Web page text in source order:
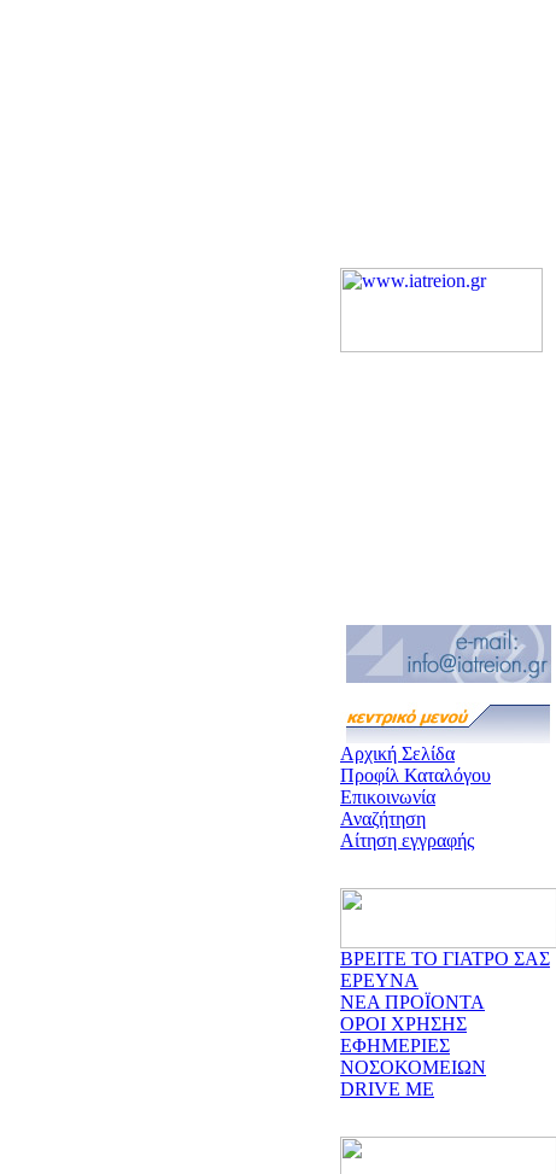
Αρχική Σελίδα
Προφίλ Καταλόγου
Επικοινωνία
Αναζήτηση
Αίτηση εγγραφής
ΒΡΕΙΤΕ ΤΟ ΓΙΑΤΡΟ ΣΑΣ
ΕΡΕΥΝΑ
ΝΕΑ ΠΡΟΪΟΝΤΑ
ΟΡΟΙ ΧΡΗΣΗΣ
ΕΦΗΜΕΡΙΕΣ
ΝΟΣΟΚΟΜΕΙΩΝ
DRIVE ME